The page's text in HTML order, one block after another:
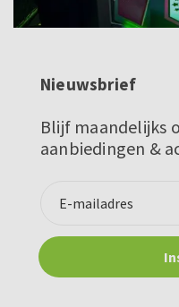
Nieuwsbrief
Blijf maandelijks
aanbiedingen &